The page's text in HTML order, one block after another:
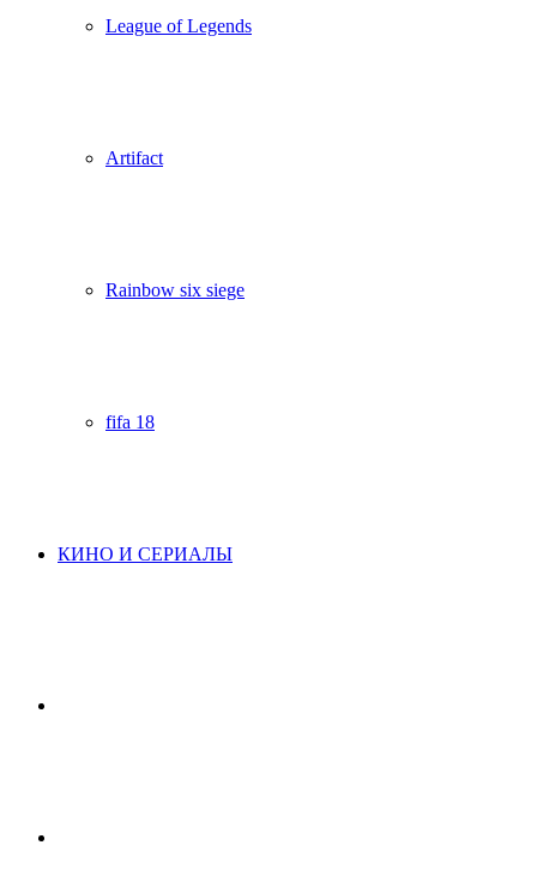
League of Legends
Artifact
Rainbow six siege
fifa 18
КИНО И СЕРИАЛЫ